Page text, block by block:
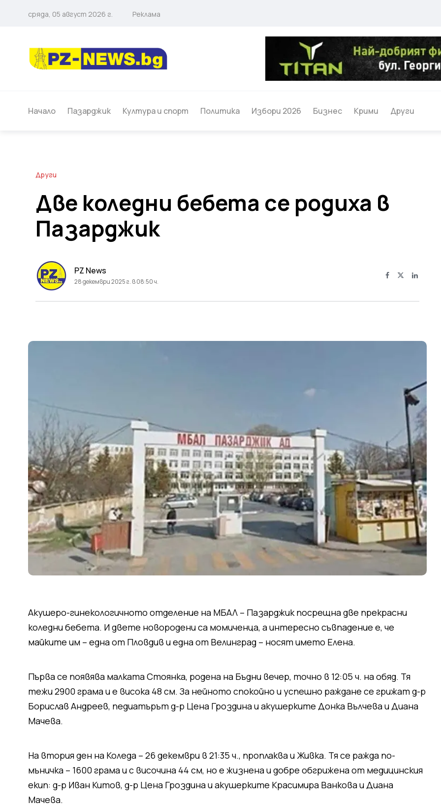
сряда, 05 август 2026 г. Реклама
Начало Пазарджик Култура и спорт Политика Избори 2026 Бизнес Крими Други
Други
Две коледни бебета се родиха в
Пазарджик
PZ News
28 декември 2025 г. в 08:50 ч.
Акушеро-гинекологичното отделение на МБАЛ – Пазарджик посрещна две прекрасни
коледни бебета. И двете новородени са момиченца, а интересно съвпадение е, че
майките им – една от Пловдив и една от Велинград – носят името Елена.
Първа се появява малката Стоянка, родена на Бъдни вечер, точно в 12:05 ч. на обяд. Тя
тежи 2900 грама и е висока 48 см. За нейното спокойно и успешно раждане се грижат д-р
Борислав Андреев, педиатърът д-р Цена Гроздина и акушерките Донка Вълчева и Диана
Мачева.
На втория ден на Коледа – 26 декември в 21:35 ч., проплаква и Живка. Тя се ражда по-
мъничка – 1600 грама и с височина 44 см, но е жизнена и добре обгрижена от медицинския
екип: д-р Иван Китов, д-р Цена Гроздина и акушерките Красимира Ванкова и Диана
Мачева.